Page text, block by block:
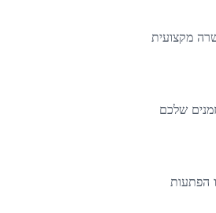
מקצועית
שלכם
הפתעות